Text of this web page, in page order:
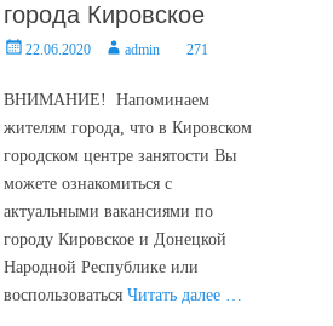
города Кировское
Posted22.06.2020 Authoradmin 271
ВНИМАНИЕ! Напоминаем
жителям города, что в Кировском
городском центре занятости Вы
можете ознакомиться с
актуальными вакансиями по
городу Кировское и Донецкой
Народной Республике или
воспользоватьсяЧитать далее …